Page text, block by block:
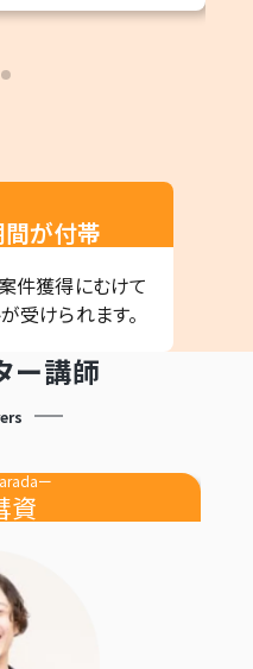
間が付帯
件獲得にむけて
受けられます。
ー講師
ー
資